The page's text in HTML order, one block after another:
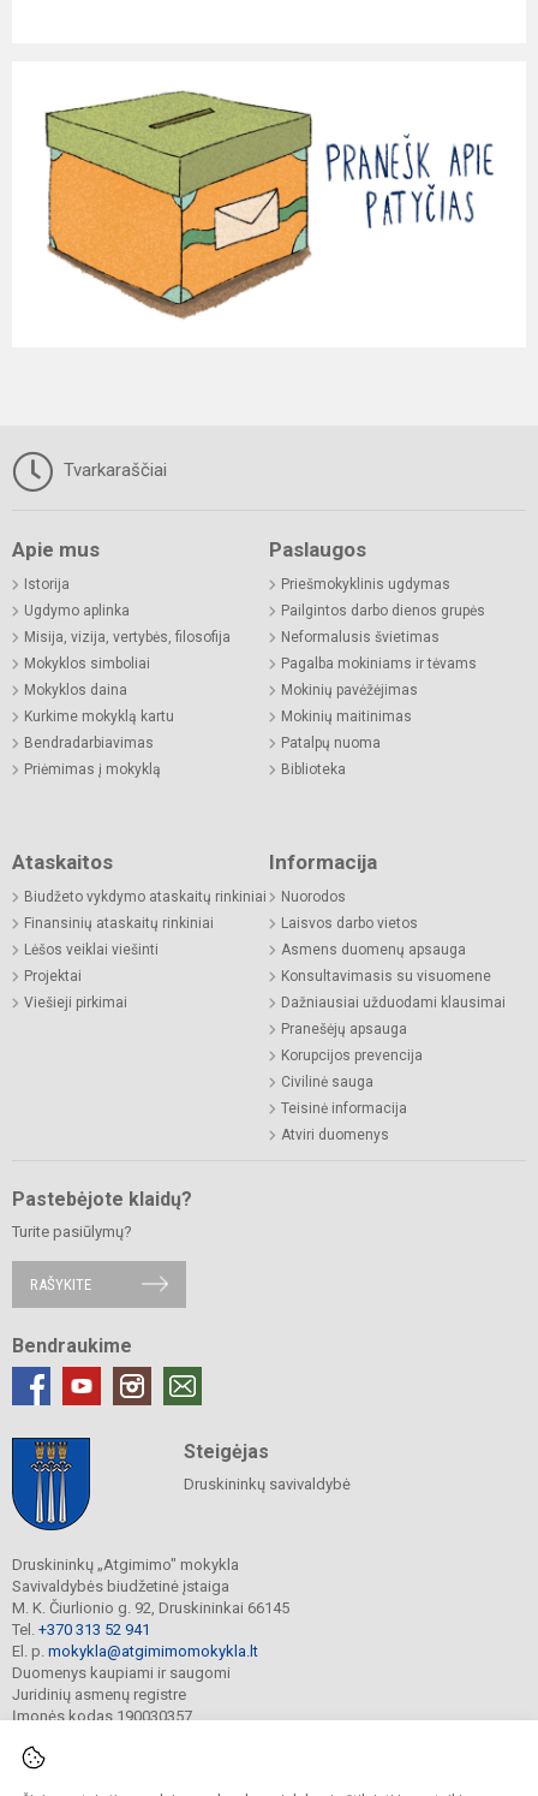
Tvarkaraščiai
Apie mus
Istorija
Ugdymo aplinka
Misija, vizija, vertybės, filosofija
Mokyklos simboliai
Mokyklos daina
Kurkime mokyklą kartu
Bendradarbiavimas
Priėmimas į mokyklą
Paslaugos
Priešmokyklinis ugdymas
Pailgintos darbo dienos grupės
Neformalusis švietimas
Pagalba mokiniams ir tėvams
Mokinių pavėžėjimas
Mokinių maitinimas
Patalpų nuoma
Biblioteka
Ataskaitos
Biudžeto vykdymo ataskaitų rinkiniai
Finansinių ataskaitų rinkiniai
Lėšos veiklai viešinti
Projektai
Viešieji pirkimai
Informacija
Nuorodos
Laisvos darbo vietos
Asmens duomenų apsauga
Konsultavimasis su visuomene
Dažniausiai užduodami klausimai
Pranešėjų apsauga
Korupcijos prevencija
Civilinė sauga
Teisinė informacija
Atviri duomenys
Pastebėjote klaidų?
Turite pasiūlymų?
RAŠYKITE
Bendraukime
Steigėjas
Druskininkų savivaldybė
Druskininkų „Atgimimo" mokykla
Savivaldybės biudžetinė įstaiga
M. K. Čiurlionio g. 92, Druskininkai 66145
Tel. +370 313 52 941
El. p. mokykla@atgimimomokykla.lt
Duomenys kaupiami ir saugomi
Juridinių asmenų registre
Įmonės kodas 190030357